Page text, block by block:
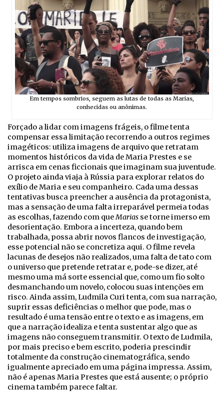
Em tempos sombrios, seguem as lutas de todas as Marias,
conhecidas ou anônimas.
Forçado a lidar com imagens frágeis, o filme tenta
compensar essa limitação recorrendo a outros regimes
imagéticos: utiliza imagens de arquivo que retratam
momentos históricos da vida de Maria Prestes e se
arrisca em cenas ficcionais que imaginam sua juventude.
O projeto ainda viaja à Rússia para explorar relatos do
exílio de Maria e seu companheiro. Cada uma dessas
tentativas busca preencher a ausência da protagonista,
mas a sensação de uma falta irreparável permeia todas
as escolhas, fazendo com queMarias se torne imerso em
desorientação. Embora a incerteza, quando bem
trabalhada, possa abrir novos flancos de investigação,
esse potencial não se concretiza aqui. O filme revela
lacunas de desejos não realizados, uma falta de tato com
o universo que pretende retratar e, pode-se dizer, até
mesmo uma má sorte essencial que, como um fio solto
desmanchando um novelo, colocou suas intenções em
risco. Ainda assim, Ludmila Curi tenta, com sua narração,
suprir essas deficiências o melhor que pode, mas o
resultado é uma tensão entre o texto e as imagens, em
que a narração idealiza e tenta sustentar algo que as
imagens não conseguem transmitir. O texto de Ludmila,
por mais preciso e bem escrito, poderia prescindir
totalmente da construção cinematográfica, sendo
igualmente apreciado em uma página impressa. Assim,
não é apenas Maria Prestes que está ausente; o próprio
cinema também parece faltar.